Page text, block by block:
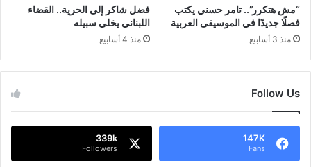
“مش هتكرر”.. تامر حسني يكتب
فصلًا جديدًا في الموسيقى العربية
منذ 3 أسابيع
فضل شاكر إلى الحرية.. القضاء
اللبناني يخلي سبيله
منذ 4 أسابيع
Follow Us
147K
Fans
339k
Followers